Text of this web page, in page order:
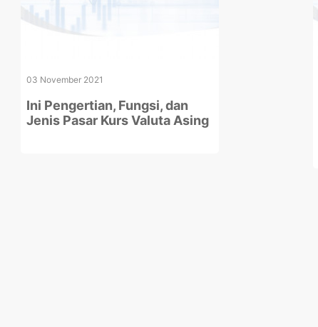
03 November 2021
Ini Pengertian, Fungsi, dan
Jenis Pasar Kurs Valuta Asing